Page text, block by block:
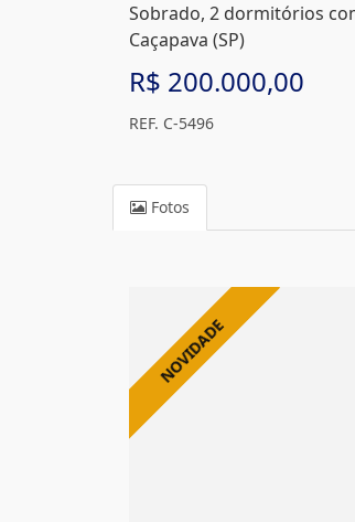
Sobrado, 2 dormitórios
Caçapava (SP)
R$ 200.000,00
REF. C-5496
Fotos